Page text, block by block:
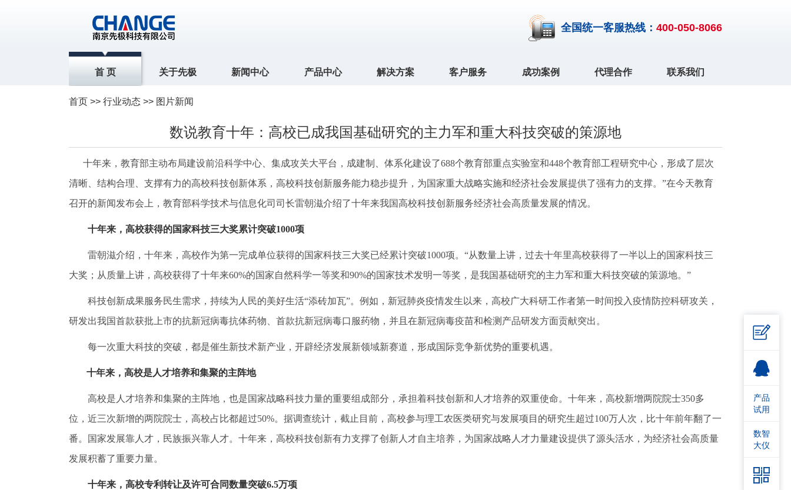
全国统一客服热线： 400-050-8066
首 页 关于先极 新闻中心 产品中心 解决方案 客户服务 成功案例 代理合作 联系我们
首页 >> 行业动态 >> 图片新闻
数说教育十年：高校已成我国基础研究的主力军和重大科技突破的策源地
十年来，教育部主动布局建设前沿科学中心、集成攻关大平台，成建制、体系化建设了688个教育部重点实验室和448个教育部工程研究中心，形成了层次
清晰、结构合理、支撑有力的高校科技创新体系，高校科技创新服务能力稳步提升，为国家重大战略实施和经济社会发展提供了强有力的支撑。”在今天教育
召开的新闻发布会上，教育部科学技术与信息化司司长雷朝滋介绍了十年来我国高校科技创新服务经济社会高质量发展的情况。
十年来，高校获得的国家科技三大奖累计突破1000项
雷朝滋介绍，十年来，高校作为第一完成单位获得的国家科技三大奖已经累计突破1000项。“从数量上讲，过去十年里高校获得了一半以上的国家科技三
大奖；从质量上讲，高校获得了十年来60%的国家自然科学一等奖和90%的国家技术发明一等奖，是我国基础研究的主力军和重大科技突破的策源地。”
科技创新成果服务民生需求，持续为人民的美好生活“添砖加瓦”。例如，新冠肺炎疫情发生以来，高校广大科研工作者第一时间投入疫情防控科研攻关，
研发出我国首款获批上市的抗新冠病毒抗体药物、首款抗新冠病毒口服药物，并且在新冠病毒疫苗和检测产品研发方面贡献突出。
每一次重大科技的突破，都是催生新技术新产业，开辟经济发展新领域新赛道，形成国际竞争新优势的重要机遇。
十年来，高校是人才培养和集聚的主阵地
高校是人才培养和集聚的主阵地，也是国家战略科技力量的重要组成部分，承担着科技创新和人才培养的双重使命。十年来，高校新增两院院士350多
位，近三次新增的两院院士，高校占比都超过50%。据调查统计，截止目前，高校参与理工农医类研究与发展项目的研究生超过100万人次，比十年前年翻了一
番。国家发展靠人才，民族振兴靠人才。十年来，高校科技创新有力支撑了创新人才自主培养，为国家战略人才力量建设提供了源头活水，为经济社会高质量
发展积蓄了重要力量。
十年来，高校专利转让及许可合同数量突破6.5万项

产品
试用
数智
大仪
